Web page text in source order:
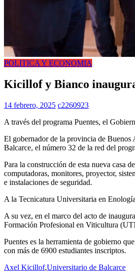
POLITICA Y ECONOMIA
Kicillof y Bianco
14 febrero, 2025 c2260923
A través del programa Puentes, el
El gobernador de la provincia de
Balcarce, el número 32 de la red del
Para la construcción de esta nueva casa
computadoras, monitores, proyector,
e instalaciones de seguridad.
A la Tecnicatura Universitaria en
A su vez, en el marco del acto de
Formación Profesional en Viticultura
Puentes es la herramienta de gobierno
con más de 6900 estudiantes inscriptos.
Axel Kicillof,Universitario de Balcarce